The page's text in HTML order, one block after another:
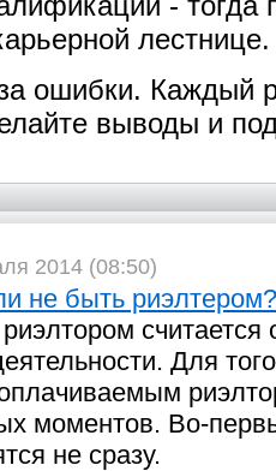
лестнице.
ошибки. Каждый
выводы и
2014 (08:50)
не быть риэлтером?
Для
моментов. Во-
не сразу.